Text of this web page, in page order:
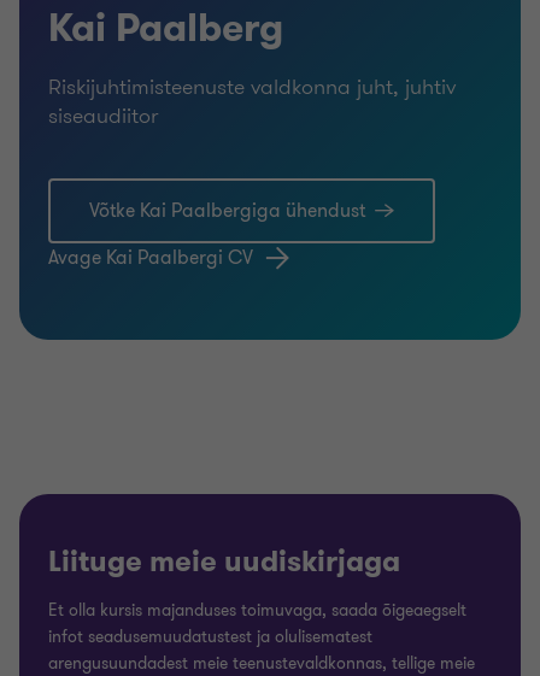
Kai Paalberg
Riskijuhtimisteenuste valdkonna juht, juhtiv
siseaudiitor
Võtke Kai Paalbergiga ühendust
Avage Kai Paalbergi CV
Liituge meie uudiskirjaga
Et olla kursis majanduses toimuvaga, saada õigeaegselt
infot seadusemuudatustest ja olulisematest
arengusuundadest meie teenustevaldkonnas, tellige meie